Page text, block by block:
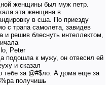
женщины был муж петр.
эта женщина в
в сша. По приезду
с трапа самолета, завидев
и решив блеснуть интеллектом,
Peter
подошла к мужу, он отвесил ей
и сказал
тебе за @#$ло. А дома еще за
получишь